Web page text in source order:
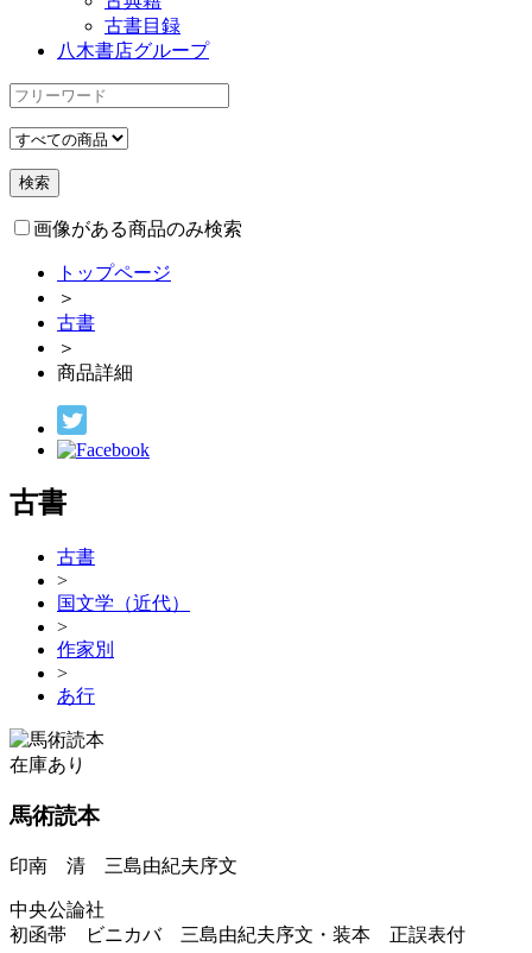
古書目録
八木書店グループ
画像がある商品のみ検索
トップページ
＞
古書
＞
商品詳細
古書
古書
>
国文学（近代）
>
作家別
>
あ行
在庫あり
馬術読本
印南 清 三島由紀夫序文
中央公論社
初函帯 ビニカバ 三島由紀夫序文・装本 正誤表付